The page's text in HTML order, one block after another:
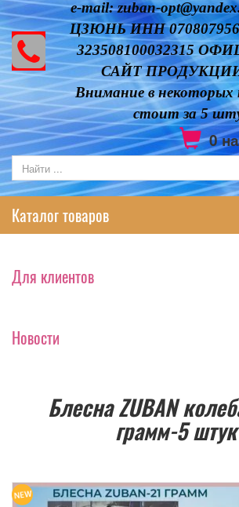
e-mail: zuban-
ЦЗЮНЬ ИНН
323508100032315
САЙТ ПРОДУКЦИИ
Внимание в некоторых
стоит за 5
0
Каталог товаров
Для клиентов
Новости
Блесна ZUBAN
грамм-5 штук